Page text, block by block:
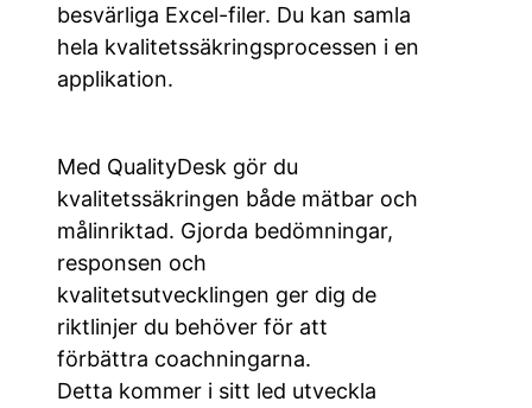
besvärliga Excel-filer. Du kan samla
hela kvalitetssäkringsprocessen i en
applikation.
Med QualityDesk gör du
kvalitetssäkringen både mätbar och
målinriktad. Gjorda bedömningar,
responsen och
kvalitetsutvecklingen ger dig de
riktlinjer du behöver för att
förbättra coachningarna.
Detta kommer i sitt led utveckla